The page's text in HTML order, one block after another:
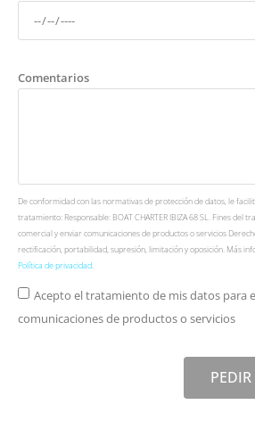
Comentarios
De conformidad con las normativas de protección de datos, le
tratamiento: Responsable: BOAT CHARTER IBIZA 68 SL. Fines
comercial y enviar comunicaciones de productos o servicios
rectificación, portabilidad, supresión, limitación y oposición. Más
Política de privacidad.
Acepto el tratamiento de mis datos para
comunicaciones de productos o servicios